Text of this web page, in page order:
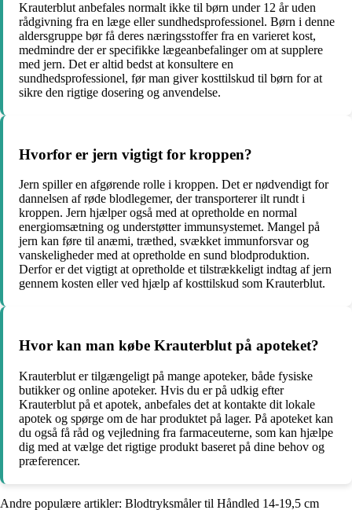
Krauterblut anbefales normalt ikke til børn under 12 år uden
rådgivning fra en læge eller sundhedsprofessionel. Børn i denne
aldersgruppe bør få deres næringsstoffer fra en varieret kost,
medmindre der er specifikke lægeanbefalinger om at supplere
med jern. Det er altid bedst at konsultere en
sundhedsprofessionel, før man giver kosttilskud til børn for at
sikre den rigtige dosering og anvendelse.
Hvorfor er jern vigtigt for kroppen?
Jern spiller en afgørende rolle i kroppen. Det er nødvendigt for
dannelsen af røde blodlegemer, der transporterer ilt rundt i
kroppen. Jern hjælper også med at opretholde en normal
energiomsætning og understøtter immunsystemet. Mangel på
jern kan føre til anæmi, træthed, svækket immunforsvar og
vanskeligheder med at opretholde en sund blodproduktion.
Derfor er det vigtigt at opretholde et tilstrækkeligt indtag af jern
gennem kosten eller ved hjælp af kosttilskud som Krauterblut.
Hvor kan man købe Krauterblut på apoteket?
Krauterblut er tilgængeligt på mange apoteker, både fysiske
butikker og online apoteker. Hvis du er på udkig efter
Krauterblut på et apotek, anbefales det at kontakte dit lokale
apotek og spørge om de har produktet på lager. På apoteket kan
du også få råd og vejledning fra farmaceuterne, som kan hjælpe
dig med at vælge det rigtige produkt baseret på dine behov og
præferencer.
Andre populære artikler: Blodtryksmåler til Håndled 14-19,5 cm